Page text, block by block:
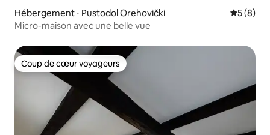
Hébergement ⋅ Pustodol Orehovički
5 (8)
Micro-maison avec une belle vue
Coup de cœur voyageurs
Coup de cœur voyageurs